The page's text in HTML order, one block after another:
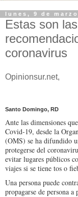
lunes, 9 de
Estas son
coronavirus
Opinionsur.net,
Santo Domingo, RD
Ante las dimensiones
Covid-19, desde la
(OMS) se ha difundido
protegerse del
evitar lugares públicos
viajes si se tiene tos o
Una persona puede
propagarse de persona